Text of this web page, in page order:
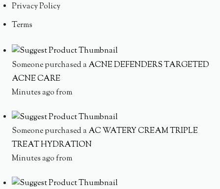
Privacy Policy
Terms
Someone purchased a ACNE DEFENDERS TARGETED
ACNE CARE
Minutes ago from
Someone purchased a AC WATERY CREAM TRIPLE
TREAT HYDRATION
Minutes ago from